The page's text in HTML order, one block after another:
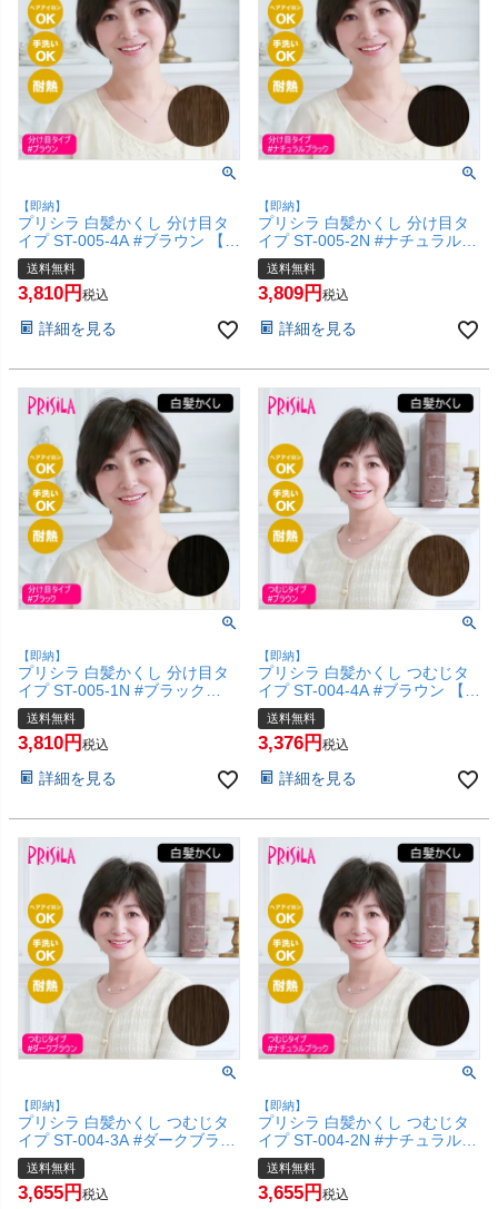
【即納】
プリシラ 白髪かくし 分け目タ
イプ ST-005-4A #ブラウン 【白
髪隠し カバー ピンポイント 頭
頂部ウィッグ つけ毛 かつら 医
療用 和装 コスプレ 自然 簡単
無料】(6057680)
送料無料
3,810 税込
詳細を見る
【即納】
プリシラ 白髪かくし 分け目タ
イプ ST-005-2N #ナチュラルブ
ラック 【白髪隠し カバー ピン
ポイント 頭頂部ウィッグ つけ
毛 かつら 医療用 和装 コスプレ
【宅配便送料無料】(6057678)
送料無料
3,809 税込
詳細を見る
【即納】
プリシラ 白髪かくし 分け目タ
イプ ST-005-1N #ブラック
【白髪隠し カバー ピンポイン
ト 頭頂部ウィッグ つけ毛 かつ
ら 医療用 和装 コスプレ 自然
便送料無料】(6057677)
送料無料
3,810 税込
詳細を見る
【即納】
プリシラ 白髪かくし つむじタ
イプ ST-004-4A #ブラウン 【白
髪隠し カバー ピンポイント 頭
頂部ウィッグ つけ毛 かつら 医
療用 和装 コスプレ 自然 簡単
無料】(6057676)
送料無料
3,376 税込
詳細を見る
【即納】
プリシラ 白髪かくし つむじタ
イプ ST-004-3A #ダークブラウ
ン 【白髪隠し カバー ピンポイ
ント 頭頂部ウィッグ つけ毛 か
つら 医療用 和装 コスプレ 自然
送料無料
3,655 税込
【即納】
プリシラ 白髪かくし つむじタ
イプ ST-004-2N #ナチュラルブ
ラック 【白髪隠し カバー ピン
ポイント 頭頂部ウィッグ つけ
毛 かつら 医療用 和装 コスプレ
送料無料
3,655 税込